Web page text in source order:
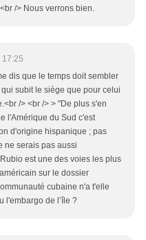
/> Nous verrons bien.
dis que le temps doit sembler
subit le siège que pour celui
/> <br /> > "De plus s'en
l'Amérique du Sud c'est
d'origine hispanique ; pas
ne serais pas aussi
est une des voies les plus
sur le dossier
cubaine n'a t'elle
l'embargo de l’île ?